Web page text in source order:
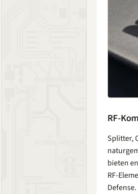
RF-
Splitter,
bieten
RF-